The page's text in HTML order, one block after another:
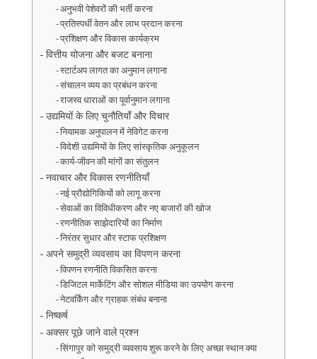
अनुभवी पेशेवरों की भर्ती करना
प्रतिस्पर्धी वेतन और लाभ प्रदान करना
प्रशिक्षण और विकास कार्यक्रम
वित्तीय योजना और बजट बनाना
स्टार्टअप लागत का अनुमान लगाना
संचालन व्यय का प्रबंधन करना
राजस्व धाराओं का पूर्वानुमान लगाना
उद्यमियों के लिए चुनौतियाँ और विचार
नियामक अनुपालन में नेविगेट करना
विदेशी उद्यमियों के लिए सांस्कृतिक अनुकूलन
कार्य-जीवन की मांगों का संतुलन
नवाचार और विकास रणनीतियाँ
नई प्रौद्योगिकियों को लागू करना
सेवाओं का विविधीकरण और नए बाजारों की खोज
रणनीतिक साझेदारियों का निर्माण
निरंतर सुधार और स्टाफ प्रशिक्षण
अपने समुद्री व्यवसाय का विपणन करना
विपणन रणनीति विकसित करना
डिजिटल मार्केटिंग और सोशल मीडिया का उपयोग करना
नेटवर्किंग और ग्राहक संबंध बनाना
निष्कर्ष
अक्सर पूछे जाने वाले प्रश्न
सिंगापुर को समुद्री व्यवसाय शुरू करने के लिए अच्छा स्थान क्या